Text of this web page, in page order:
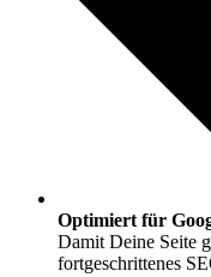
Optimiert für
Damit Deine Seite
fortgeschrittenes